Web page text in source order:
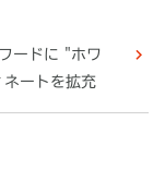
ードに "ホワ
ネートを拡充